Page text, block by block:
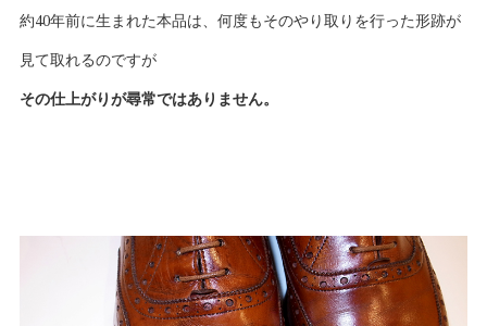
約40年前に生まれた本品は、何度もそのやり取りを行った形跡が
見て取れるのですが
その仕上がりが尋常ではありません。